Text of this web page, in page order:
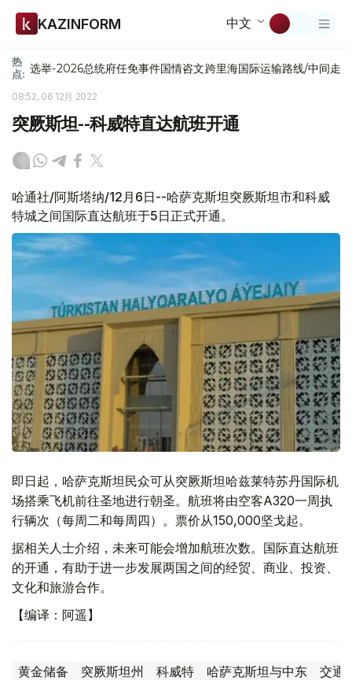
KAZINFORM 中文
热
点: 选举-2026总统府任免事件国情咨文跨里海国际运输路线/中间走廊
08:52, 06 12月 2022
突厥斯坦--科威特直达航班开通
哈通社/阿斯塔纳/12月6日--哈萨克斯坦突厥斯坦市和科威
特城之间国际直达航班于5日正式开通。
即日起，哈萨克斯坦民众可从突厥斯坦哈兹莱特苏丹国际机
场搭乘飞机前往圣地进行朝圣。航班将由空客A320一周执
行辆次（每周二和每周四）。票价从150,000坚戈起。
据相关人士介绍，未来可能会增加航班次数。国际直达航班
的开通，有助于进一步发展两国之间的经贸、商业、投资、
文化和旅游合作。
【编译：阿遥】
黄金储备 突厥斯坦州 科威特 哈萨克斯坦与中东 交通